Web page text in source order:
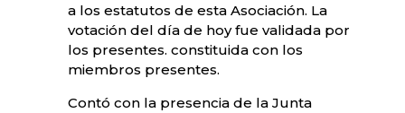
a los estatutos de esta Asociación. La
votación del día de hoy fue validada por
los presentes. constituida con los
miembros presentes.
Contó con la presencia de la Junta